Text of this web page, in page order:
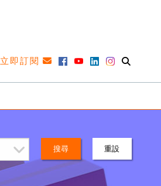
立即訂閱
搜尋 重設